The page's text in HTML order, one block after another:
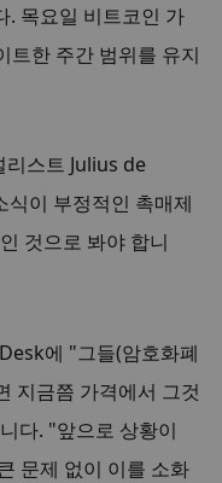
. 목요일 비트코인 가
트한 주간 범위를 유지
스트 Julius de
이 부정적인 촉매제
것으로 봐야 합니
에 "그들(암호화폐
지금쯤 가격에서 그것
다. "앞으로 상황이
문제 없이 이를 소화